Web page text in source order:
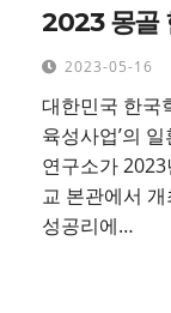
2023 몽골
2023-05-16
대한민국 한국
육성사업’의
연구소가
교 본관에서
성공리에…